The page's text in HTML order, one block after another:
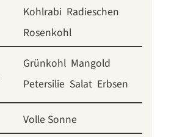
Kohlrabi Radieschen
Rosenkohl
Grünkohl Mangold
Petersilie Salat Erbsen
Volle Sonne